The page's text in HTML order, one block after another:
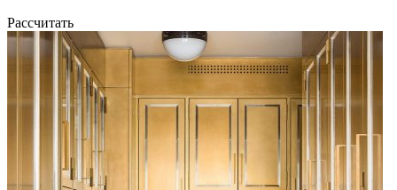
Рассчитать